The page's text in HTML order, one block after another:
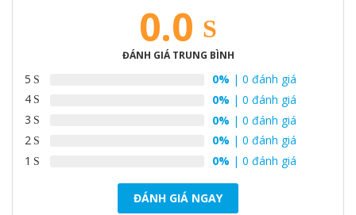
0.0
ĐÁNH GIÁ TRUNG BÌNH
5 0% | 0 đánh giá
4
0% | 0 đánh giá
3
0% | 0 đánh giá
2
0% | 0 đánh giá
1
0% | 0 đánh giá
ĐÁNH GIÁ NGAY